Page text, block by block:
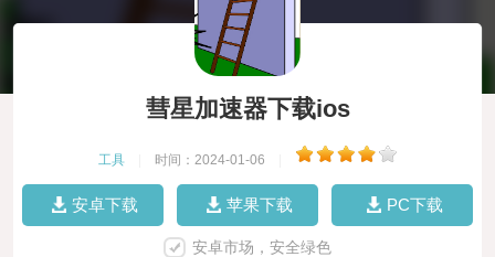
彗星加速器下载ios
工具 时间：2024-01-06
安卓下载 苹果下载 PC下载
安卓市场，安全绿色